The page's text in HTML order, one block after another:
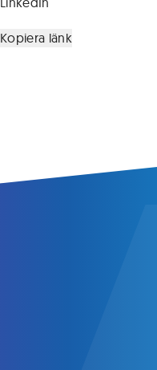
Kopiera länk